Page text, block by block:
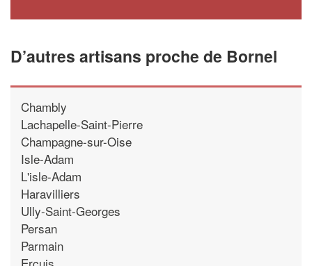
D’autres artisans proche de Bornel
Chambly
Lachapelle-Saint-Pierre
Champagne-sur-Oise
Isle-Adam
L'isle-Adam
Haravilliers
Ully-Saint-Georges
Persan
Parmain
Ercuis